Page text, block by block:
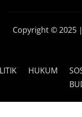
Copyright © 2025
HUKUM